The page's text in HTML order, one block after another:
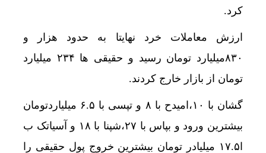
ادارات منطقه سیستان به دلیل وزش باد شدید و
خبر خوش برای پایتخت نشینان| هوا خنک می شود
تداوم گرمای شدید در نوار غربی و جنوب غرب؛ نجف و
سامانه «سیتا» تا هفته آینده در کشور فعال می‌شود
معافیت 199 کالای اساسی کشاورزی و دارو از پرداخت عوارض 1.2 درصدی واردات
کرد.
ارزش معاملات خرد نهایتا به حدود هزار و
۸۳۰میلیارد تومان رسید و حقیقی ها ۲۳۴ میلیارد
تومان از بازار خارج کردند.
گشان با ۱۰،امیدح با ۸ و تپسی با ۶.۵ میلیاردتومان
بیشترین ورود و بپاس با ۲۷،شپنا با ۱۸ و آسیاتک ب
ا۱۷.۵ میلیادر تومان بیشترین خروج پول حقیقی را